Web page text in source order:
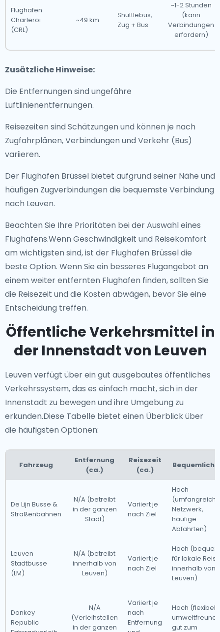
Flughafen
Charleroi
(CRL)
~49 km
Shuttlebus,
Zug + Bus
~1-2 Stunden
(kann
Verbindungen
erfordern)
Zusätzliche Hinweise:
Die Entfernungen sind ungefähre
Luftlinienentfernungen.
Reisezeiten sind Schätzungen und können je nach
Zugfahrplänen, Verbindungen und Verkehr (Bus)
variieren.
Der Flughafen Brüssel bietet aufgrund seiner Nähe und
häufigen Zugverbindungen die bequemste Verbindung
nach Leuven.
Beachten Sie Ihre Prioritäten bei der Auswahl eines
Flughafens.Wenn Geschwindigkeit und Reisekomfort
am wichtigsten sind, ist der Flughafen Brüssel die
beste Option. Wenn Sie ein besseres Flugangebot an
einem weiter entfernten Flughafen finden, sollten Sie
die Reisezeit und die Kosten abwägen, bevor Sie eine
Entscheidung treffen.
Öffentliche Verkehrsmittel in
der Innenstadt von Leuven
Leuven verfügt über ein gut ausgebautes öffentliches
Verkehrssystem, das es einfach macht, sich in der
Innenstadt zu bewegen und ihre Umgebung zu
erkunden.Diese Tabelle bietet einen Überblick über
die häufigsten Optionen:
Fahrzeug
Entfernung
(ca.)
Reisezeit
(ca.)
De Lijn Busse &
Straßenbahnen
N/A (betreibt
in der ganzen
Stadt)
Variiert je
nach Ziel
Hoch
Netzwerk,
häufige
Abfahrten)
Leuven
Stadtbusse
(LM)
N/A (betreibt
innerhalb von
Leuven)
Variiert je
nach Ziel
Hoch
für lokale
innerhalb von
Leuven)
Donkey
Republic
N/A
(Verleihstellen
in der ganzen
Variiert je
nach
Entfernung
Hoch (flexibel,
gut zum